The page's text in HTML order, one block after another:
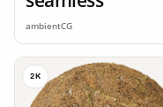
ambientCG
2K